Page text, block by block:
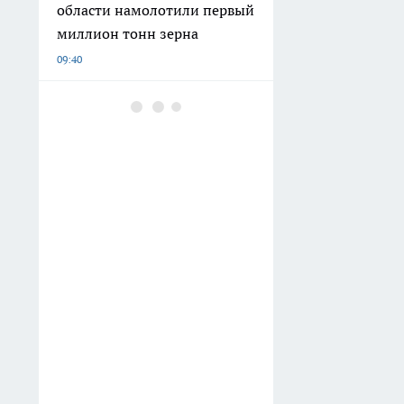
области намолотили первый
миллион тонн зерна
09:40
"И чего ты мучаешься, убери